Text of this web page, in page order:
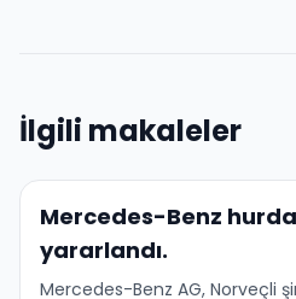
İlgili makaleler
Mercedes-Benz
yararlandı.
Mercedes-Benz AG, Norveçli